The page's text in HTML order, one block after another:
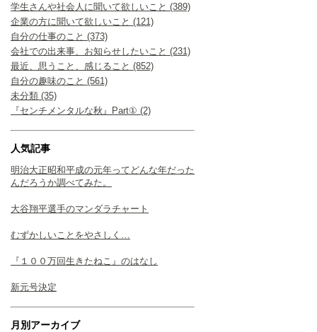
学生さんや社会人に聞いて欲しいこと (389)
企業の方に聞いて欲しいこと (121)
自分の仕事のこと (373)
会社での出来事、お知らせしたいこと (231)
最近、思うこと、感じること (852)
自分の趣味のこと (561)
未分類 (35)
『センチメンタルな秋』Part① (2)
人気記事
明治大正昭和平成の元年ってどんな年だった
んだろうか調べてみた。
大谷翔平選手のマンダラチャート
むずかしいことをやさしく…
『１００万回生きたねこ』のはなし
新元号決定
月別アーカイブ